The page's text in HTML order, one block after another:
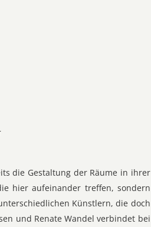
die Gestaltung der Räume in ihrer
hier aufeinander treffen, sondern
Künstlern, die doch
und Renate Wandel verbindet bei